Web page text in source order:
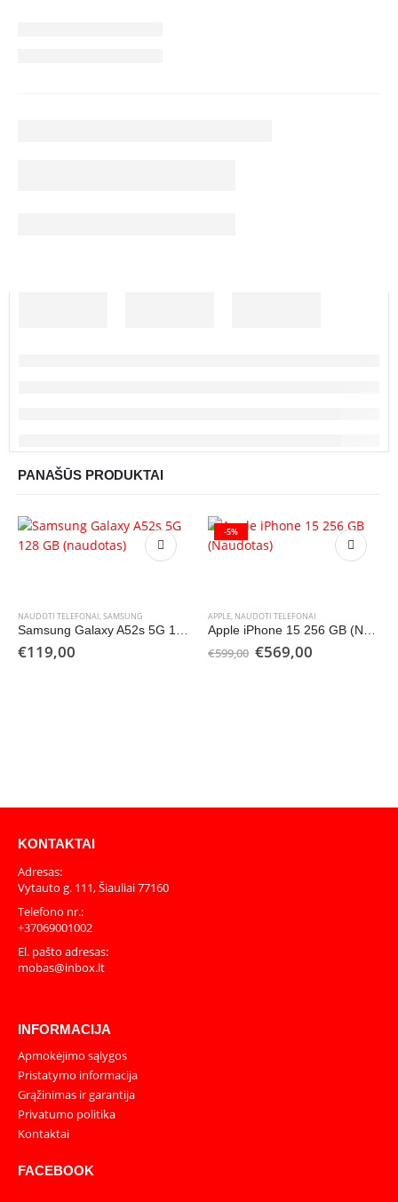
PANAŠŪS PRODUKTAI
NAUDOTI TELEFONAI,SAMSUNG
Samsung Galaxy A52s 5G 128 GB (naudotas)
€119,00
-5%
APPLE, NAUDOTI TELEFONAI
Apple iPhone 15 256 GB (Naudotas)
€599,00 Original
€569,00Current
KONTAKTAI
Adresas:
Vytauto g. 111, Šiauliai 77160
Telefono nr.:
+37069001002
El. pašto adresas:
mobas@inbox.lt
INFORMACIJA
Apmokėjimo sąlygos
Pristatymo informacija
Grąžinimas ir garantija
Privatumo politika
Kontaktai
FACEBOOK